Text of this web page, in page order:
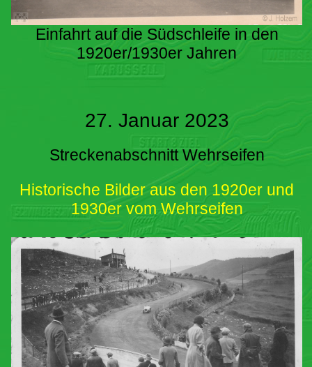
Einfahrt auf die Südschleife in den
1920er/1930er Jahren
27. Januar 2023
Streckenabschnitt Wehrseifen
Historische Bilder aus den 1920er und
1930er vom Wehrseifen